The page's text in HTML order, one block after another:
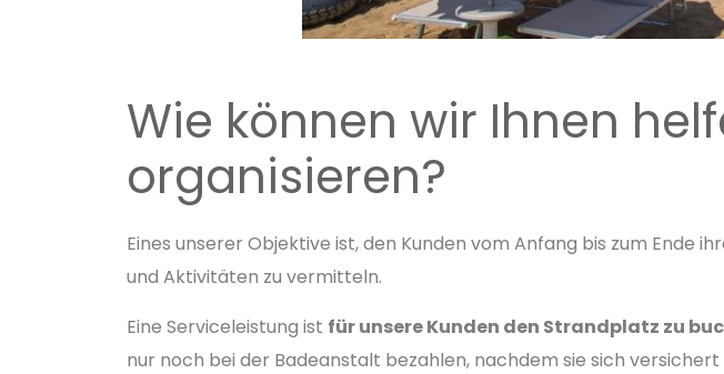
Wie können wir Ihnen
organisieren?
Eines unserer Objektive ist, den Kunden vom Anfang bis zum Ende
und Aktivitäten zu vermitteln.
Eine Serviceleistung ist für unsere Kunden den Strandplatz zu
nur noch bei der Badeanstalt bezahlen, nachdem sie sich